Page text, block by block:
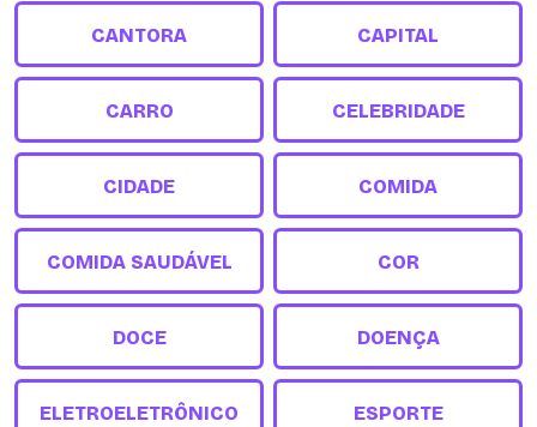
CANTORA CAPITAL
CARRO CELEBRIDADE
CIDADE COMIDA
COMIDA SAUDÁVEL COR
DOCE DOENÇA
ELETROELETRÔNICO ESPORTE